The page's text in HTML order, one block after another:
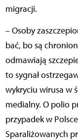
migracji.
– Osoby
bać, bo są
odmawiają
to sygnał
wykryciu wirusa w
medialny. O polio
przypadek w
Sparaliżowanych